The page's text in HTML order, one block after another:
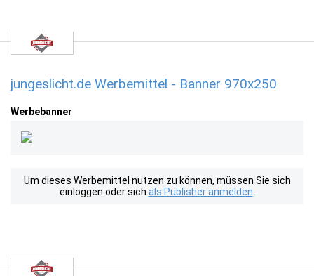
jungeslicht.de Werbemittel - Banner 970x250
Werbebanner
Um dieses Werbemittel nutzen zu können, müssen Sie sich
einloggen oder sich als Publisher anmelden